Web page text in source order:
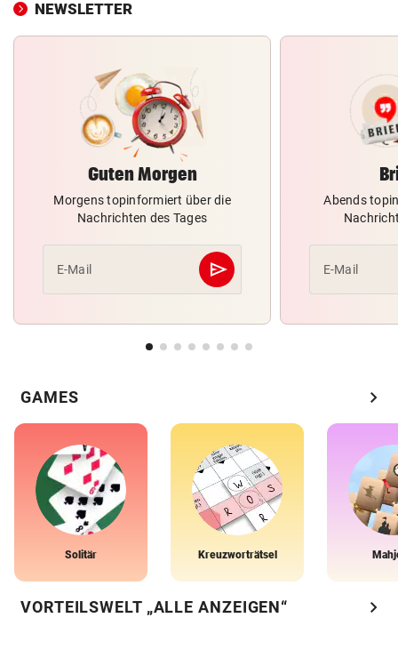
NEWSLETTER
Guten Morgen
Morgens topinformiert über die
Nachrichten des Tages
E-Mail send
Abschicken
Abends
E-Mail
GAMES chevron_right
Solitär Kreuzworträtsel
VORTEILSWELT „ALLE ANZEIGEN“ chevron_right